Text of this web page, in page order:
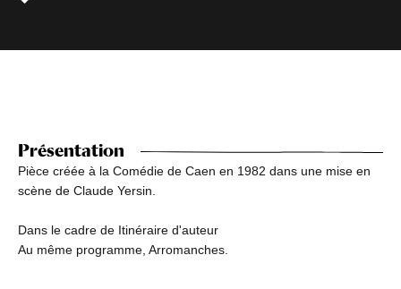
Présentation
Pièce créée à la Comédie de Caen en 1982 dans une mise en
scène de Claude Yersin.
Dans le cadre de Itinéraire d'auteur
Au même programme, Arromanches.